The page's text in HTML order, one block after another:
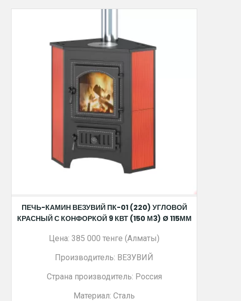
ПЕЧЬ-КАМИН ВЕЗУВИЙ ПК-01 (220) УГЛОВОЙ
КРАСНЫЙ С КОНФОРКОЙ 9 КВТ (150 М3) Ø 115ММ
Цена: 385 000 тенге (Алматы)
Производитель: ВЕЗУВИЙ
Страна производитель: Россия
Материал: Сталь